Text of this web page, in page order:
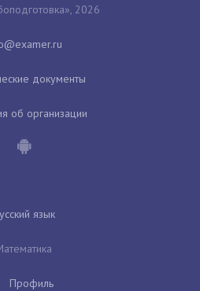
2026
документы
об организации
язык
Профиль